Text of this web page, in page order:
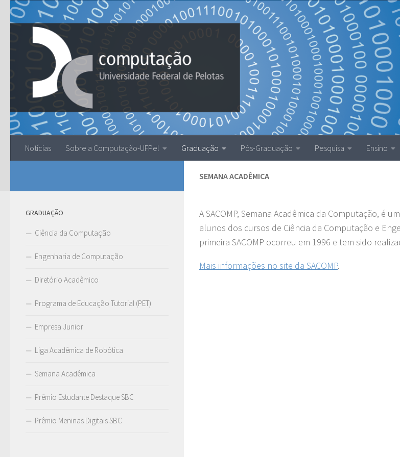
Skip to content
Notícias Sobre a Computação-UFPel Graduação Pós-Graduação Pesquisa Ensino
SEMANA ACADÊMICA
A SACOMP, Semana Acadêmica da Computação, é
alunos dos cursos de Ciência da Computação e
primeira SACOMP ocorreu em 1996 e tem sido
Mais informações no site da SACOMP.
GRADUAÇÃO
Ciência da Computação
Engenharia de Computação
Diretório Acadêmico
Programa de Educação Tutorial (PET)
Empresa Junior
Liga Acadêmica de Robótica
Semana Acadêmica
Prêmio Estudante Destaque SBC
Prêmio Meninas Digitais SBC